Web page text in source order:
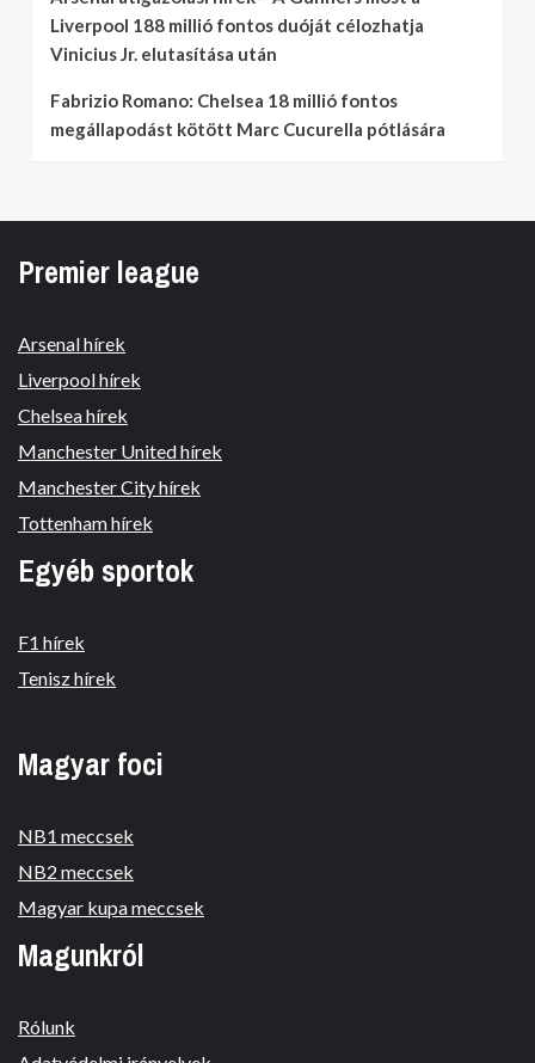
Liverpool 188 millió fontos duóját célozhatja
Vinicius Jr. elutasítása után
Fabrizio Romano: Chelsea 18 millió fontos
megállapodást kötött Marc Cucurella pótlására
Premier league
Arsenal hírek
Liverpool hírek
Chelsea hírek
Manchester United hírek
Manchester City hírek
Tottenham hírek
Egyéb sportok
F1 hírek
Tenisz hírek
Magyar foci
NB1 meccsek
NB2 meccsek
Magyar kupa meccsek
Magunkról
Rólunk